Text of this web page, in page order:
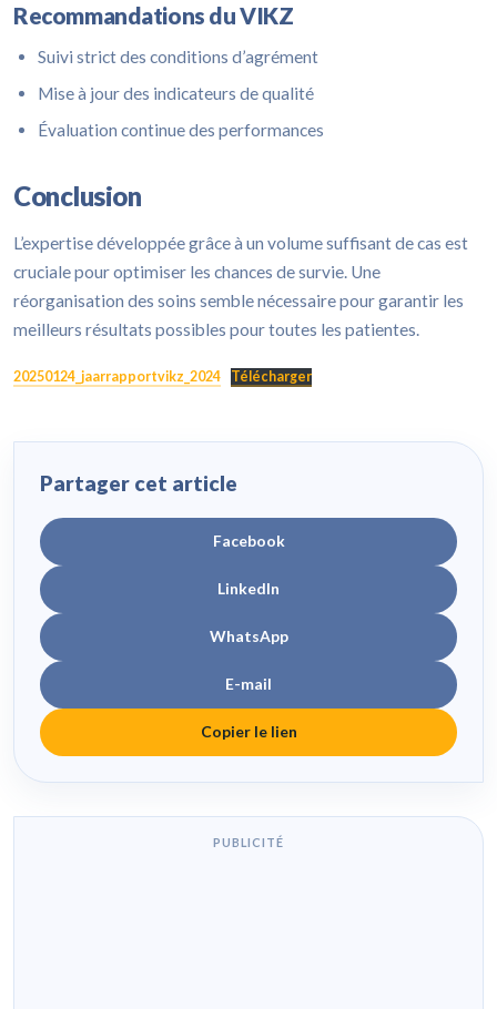
Recommandations du VIKZ
Suivi strict des conditions d’agrément
Mise à jour des indicateurs de qualité
Évaluation continue des performances
Conclusion
L’expertise développée grâce à un volume suffisant de cas est
cruciale pour optimiser les chances de survie. Une
réorganisation des soins semble nécessaire pour garantir les
meilleurs résultats possibles pour toutes les patientes.
20250124_jaarrapportvikz_2024 Télécharger
Partager cet article
Facebook
LinkedIn
WhatsApp
E-mail
Copier le lien
PUBLICITÉ